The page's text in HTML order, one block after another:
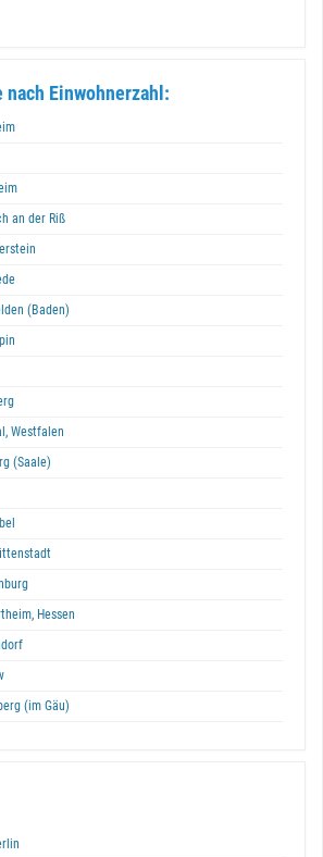
Einwohnerzahl:
an der Riß
(Baden)
Westfalen
(Saale)
Hessen
(im Gäu)